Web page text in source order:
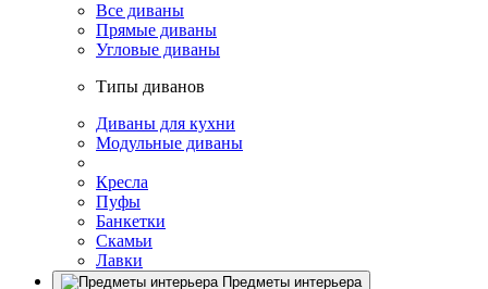
Все диваны
Прямые диваны
Угловые диваны
Типы диванов
Диваны для кухни
Модульные диваны
Кресла
Пуфы
Банкетки
Скамьи
Лавки
Предметы интерьера